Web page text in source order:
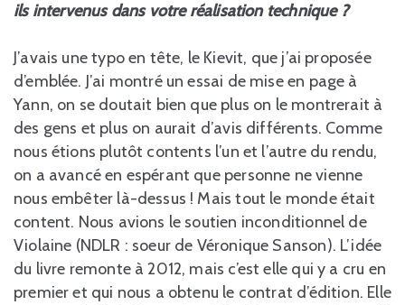
ils intervenus dans votre réalisation technique ?
J’avais une typo en tête, le Kievit, que j’ai proposée
d’emblée. J’ai montré un essai de mise en page à
Yann, on se doutait bien que plus on le montrerait à
des gens et plus on aurait d’avis différents. Comme
nous étions plutôt contents l’un et l’autre du rendu,
on a avancé en espérant que personne ne vienne
nous embêter là-dessus ! Mais tout le monde était
content. Nous avions le soutien inconditionnel de
Violaine (NDLR : soeur de Véronique Sanson). L’idée
du livre remonte à 2012, mais c’est elle qui y a cru en
premier et qui nous a obtenu le contrat d’édition. Elle